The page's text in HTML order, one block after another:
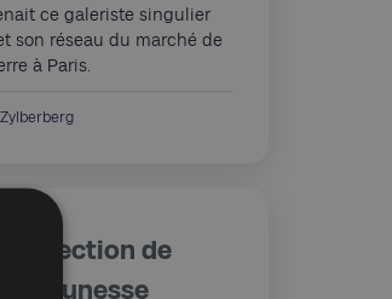
ce galeriste singulier
son réseau du marché de
à Paris.
sélection de
jeunesse